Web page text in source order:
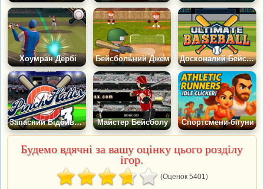
Хоумран Дербі Бейсбольний Джем Досконалий Бейсбол
Запасний Відбиваючий 3 Майстер Бейсболу Спортсмени-бігуни
Будемо вдячні за вашу оцінку цього розділу
ігор.
(Оценок 5401)